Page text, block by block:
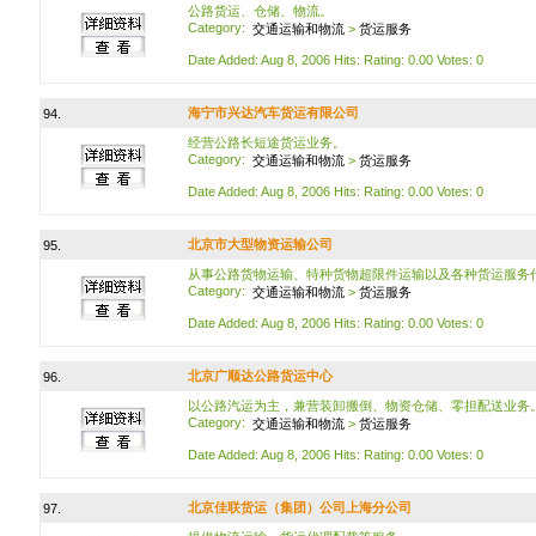
公路货运、仓储、物流。
Category: 交通运输和物流 > 货运服务
Date Added: Aug 8, 2006 Hits: Rating: 0.00 Votes: 0
94. 海宁市兴达汽车货运有限公司
经营公路长短途货运业务。
Category: 交通运输和物流 > 货运服务
Date Added: Aug 8, 2006 Hits: Rating: 0.00 Votes: 0
95. 北京市大型物资运输公司
从事公路货物运输、特种货物超限件运输以及各种货运服务
Category: 交通运输和物流 > 货运服务
Date Added: Aug 8, 2006 Hits: Rating: 0.00 Votes: 0
96. 北京广顺达公路货运中心
以公路汽运为主，兼营装卸搬倒、物资仓储、零担配送业务。
Category: 交通运输和物流 > 货运服务
Date Added: Aug 8, 2006 Hits: Rating: 0.00 Votes: 0
97. 北京佳联货运（集团）公司上海分公司